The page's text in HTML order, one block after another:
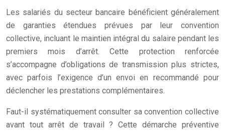
Les salariés du secteur bancaire bénéficient généralement
de garanties étendues prévues par leur convention
collective, incluant le maintien intégral du salaire pendant les
premiers mois d’arrêt. Cette protection renforcée
s’accompagne d’obligations de transmission plus strictes,
avec parfois l’exigence d’un envoi en recommandé pour
déclencher les prestations complémentaires.
Faut-il systématiquement consulter sa convention collective
avant tout arrêt de travail ? Cette démarche préventive